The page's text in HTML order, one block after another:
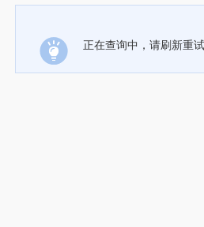
正在查询中，请刷新重试